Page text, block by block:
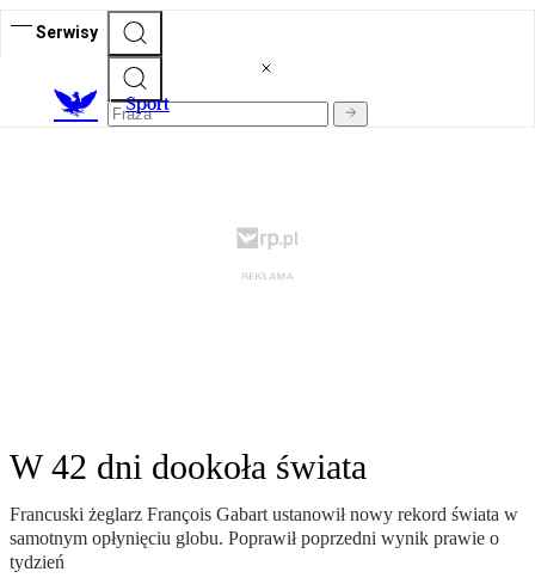
Serwisy
Sport
W 42 dni dookoła świata
Francuski żeglarz François Gabart ustanowił nowy rekord świata w
samotnym opłynięciu globu. Poprawił poprzedni wynik prawie o
tydzień